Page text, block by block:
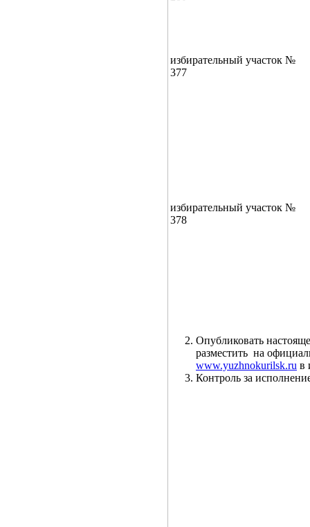
избирательный участок №
377
избирательный участок №
378
Опубликовать
разместить на
www.yuzhnokurilsk.ru в
Контроль за